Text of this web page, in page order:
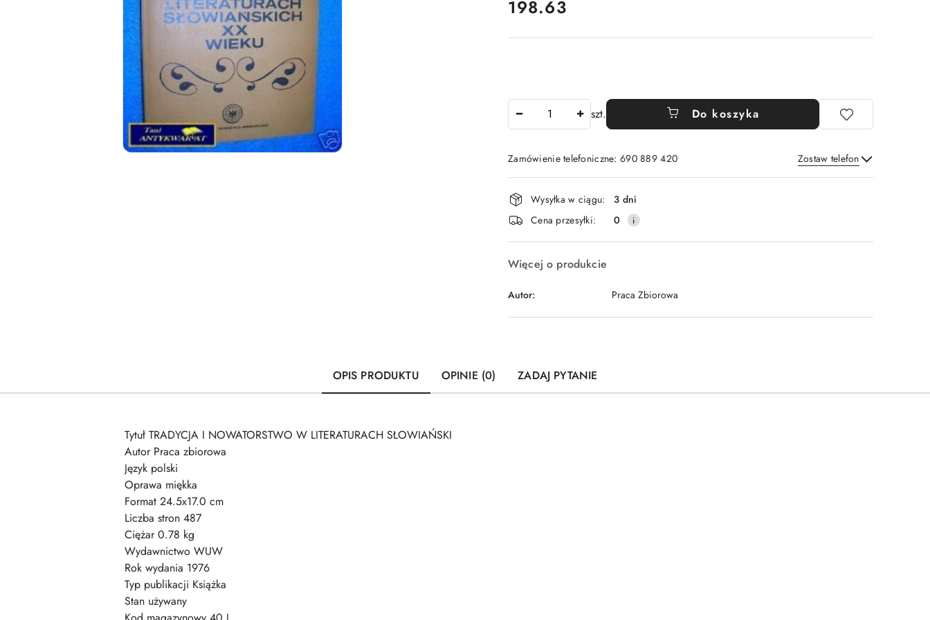
cena:
198.63
szt. Do koszyka
Zamówienie telefoniczne: 690 889 420 Zostaw telefon
Wyślij
Dostępność
i
dostawa
Wysyłka w ciągu:
3 dni
Cena przesyłki:
0
Więcej o produkcie
Autor: Praca Zbiorowa
OPIS PRODUKTU OPINIE (0) ZADAJ PYTANIE
Tytuł TRADYCJA I NOWATORSTWO W LITERATURACH SŁOWIAŃSKI
Autor Praca zbiorowa
Język polski
Oprawa miękka
Format 24.5x17.0 cm
Liczba stron 487
Ciężar 0.78 kg
Wydawnictwo WUW
Rok wydania 1976
Typ publikacji Książka
Stan używany